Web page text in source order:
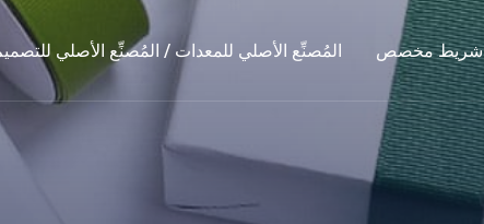
شريط مخصص المُصنِّع الأصلي للمعدات / المُصنِّع الأصلي